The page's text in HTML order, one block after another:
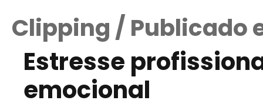
Clipping / Publicado
Estresse
emocional